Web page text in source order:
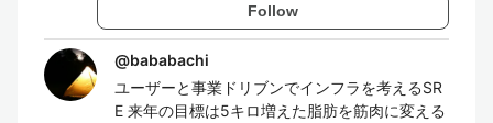
Follow
@bababachi
ユーザーと事業ドリブンでインフラを考えるSR
E 来年の目標は5キロ増えた脂肪を筋肉に変える